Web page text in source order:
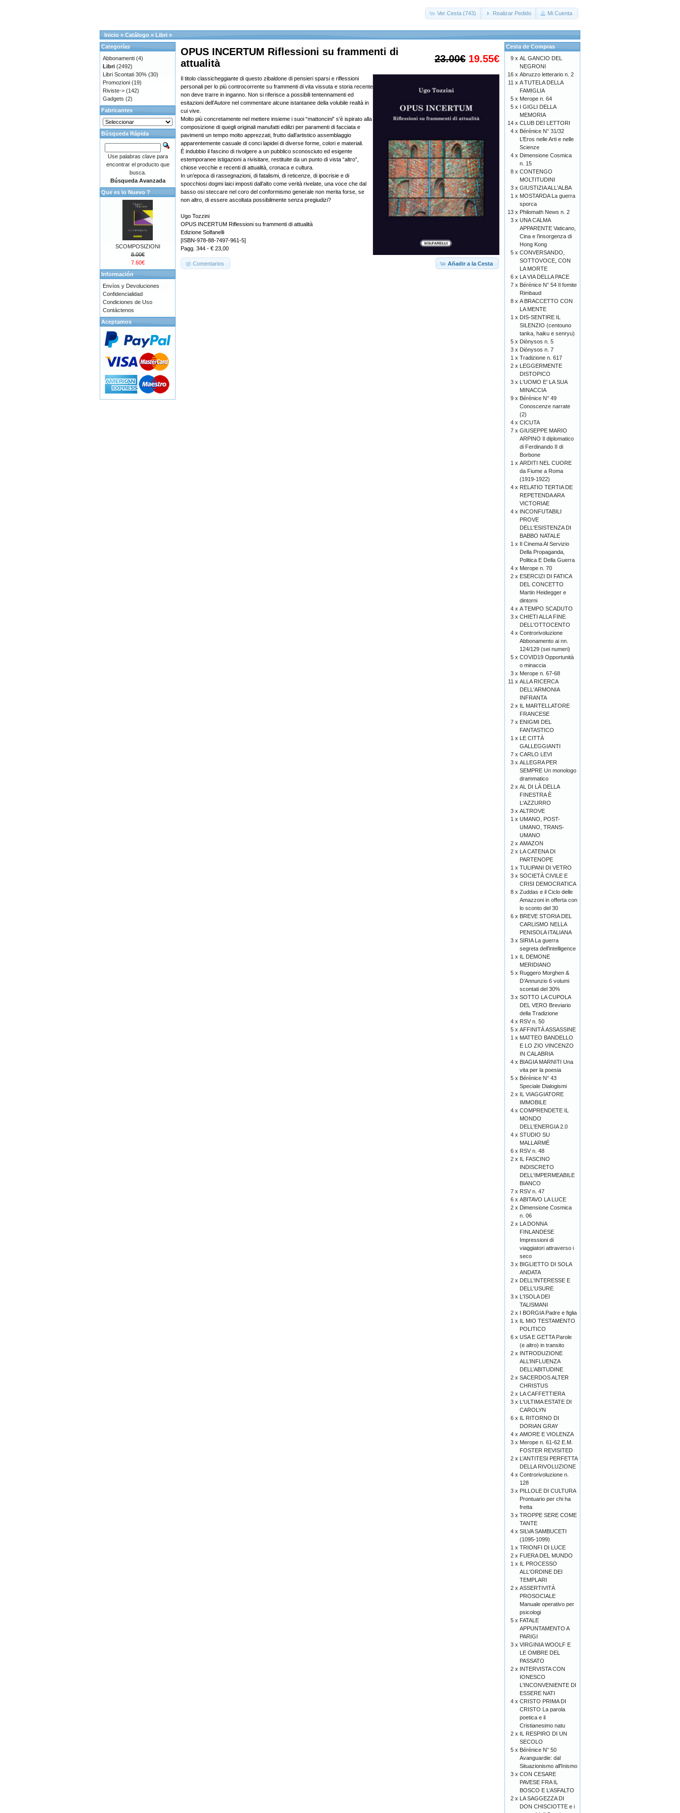
Ver Cesta (743) Realizar Pedido Mi Cuenta
Inicio » Catálogo » Libri »
23.00€ 19.55€
OPUS INCERTUM Riflessioni su frammenti di
attualità
Il titolo classicheggiante di questo zibaldone di pensieri sparsi e riflessioni
personali per lo più controcorrente su frammenti di vita vissuta e storia recente
non deve trarre in inganno. Non si riferisce a possibili tentennamenti ed
esitazioni dell’Autore nel commentare alcune istantanee della volubile realtà in
cui vive.
Molto più concretamente nel mettere insieme i suoi “mattoncini” s’è ispirato alla
composizione di quegli originali manufatti edilizi per paramenti di facciata e
pavimenti un tempo molto apprezzati, frutto dall’artistico assemblaggio
apparentemente casuale di conci lapidei di diverse forme, colori e materiali.
È indubbio il fascino di rivolgere a un pubblico sconosciuto ed esigente
estemporanee istigazioni a rivisitare, restituite da un punto di vista “altro”,
chiose vecchie e recenti di attualità, cronaca e cultura.
In un’epoca di rassegnazioni, di fatalismi, di reticenze, di ipocrisie e di
spocchiosi dogmi laici imposti dall’alto come verità rivelate, una voce che dal
basso osi steccare nel coro del conformismo generale non merita forse, se
non altro, di essere ascoltata possibilmente senza pregiudizi?
Ugo Tozzini
OPUS INCERTUM Riflessioni su frammenti di attualità
Edizione Solfanelli
[ISBN-978-88-7497-961-5]
Pagg. 344 - € 23,00
Añadir a la Cesta
Comentarios
Categorías
Abbonamenti (4)
Libri (2492)
Libri Scontati 30% (30)
Promozioni (19)
Riviste-> (142)
Gadgets (2)
Fabricantes
Búsqueda Rápida
Use palabras clave para
encontrar el producto que
busca.
Búsqueda Avanzada
Que es lo Nuevo ?
SCOMPOSIZIONI
8.00€
7.60€
Información
Envíos y Devoluciones
Confidencialidad
Condiciones de Uso
Contáctenos
Aceptamos
Cesta de Compras
9 x AL GANCIO DEL
NEGRONI
16 x Abruzzo letterario n. 2
11 x A TUTELA DELLA
FAMIGLIA
5 x Merope n. 64
5 x I GIGLI DELLA
MEMORIA
14 x CLUB DEI LETTORI
4 x Bérénice N° 31/32
L’Eros nelle Arti e nelle
Scienze
4 x Dimensione Cosmica
n. 15
8 x CONTENGO
MOLTITUDINI
3 x GIUSTIZIA ALL'ALBA
1 x MOSTARDA La guerra
sporca
13 x Philomath News n. 2
3 x UNA CALMA
APPARENTE Vaticano,
Cina e l’insorgenza di
Hong Kong
5 x CONVERSANDO,
SOTTOVOCE, CON
LA MORTE
6 x LA VIA DELLA PACE
7 x Bérénice N° 54 Il fomite
Rimbaud
8 x A BRACCETTO CON
LA MENTE
1 x DIS-SENTIRE IL
SILENZIO (centouno
tanka, haiku e senryu)
5 x Diònysos n. 5
3 x Diònysos n. 7
1 x Tradizione n. 617
2 x LEGGERMENTE
DISTOPICO
3 x L'UOMO E' LA SUA
MINACCIA
9 x Bérénice N° 49
Conoscenze narrate
(2)
4 x CICUTA
7 x GIUSEPPE MARIO
ARPINO Il diplomatico
di Ferdinando II di
Borbone
1 x ARDITI NEL CUORE
da Fiume a Roma
(1919-1922)
4 x RELATIO TERTIA DE
REPETENDA ARA
VICTORIAE
4 x INCONFUTABILI
PROVE
DELL'ESISTENZA DI
BABBO NATALE
1 x Il Cinema Al Servizio
Della Propaganda,
Politica E Della Guerra
4 x Merope n. 70
2 x ESERCIZI DI FATICA
DEL CONCETTO
Martin Heidegger e
dintorni
4 x A TEMPO SCADUTO
3 x CHIETI ALLA FINE
DELL'OTTOCENTO
4 x Controrivoluzione
Abbonamento ai nn.
124/129 (sei numeri)
5 x COVID19 Opportunità
o minaccia
3 x Merope n. 67-68
11 x ALLA RICERCA
DELL'ARMONIA
INFRANTA
2 x IL MARTELLATORE
FRANCESE
7 x ENIGMI DEL
FANTASTICO
1 x LE CITTÀ
GALLEGGIANTI
7 x CARLO LEVI
3 x ALLEGRA PER
SEMPRE Un monologo
drammatico
2 x AL DI LÀ DELLA
FINESTRA È
L'AZZURRO
3 x ALTROVE
1 x UMANO, POST-
UMANO, TRANS-
UMANO
2 x AMAZON
2 x LA CATENA DI
PARTENOPE
1 x TULIPANI DI VETRO
3 x SOCIETÀ CIVILE E
CRISI DEMOCRATICA
8 x Zuddas e il Ciclo delle
Amazzoni in offerta con
lo sconto del 30
6 x BREVE STORIA DEL
CARLISMO NELLA
PENISOLA ITALIANA
3 x SIRIA La guerra
segreta dell’intelligence
1 x IL DEMONE
MERIDIANO
5 x Ruggero Morghen &
D’Annunzio 6 volumi
scontati del 30%
3 x SOTTO LA CUPOLA
DEL VERO Breviario
della Tradizione
4 x RSV n. 50
5 x AFFINITÀ ASSASSINE
1 x MATTEO BANDELLO
E LO ZIO VINCENZO
IN CALABRIA
4 x BIAGIA MARNITI Una
vita per la poesia
5 x Bérénice N° 43
Speciale Dialogismi
2 x IL VIAGGIATORE
IMMOBILE
4 x COMPRENDETE IL
MONDO
DELL'ENERGIA 2.0
4 x STUDIO SU
MALLARMÉ
6 x RSV n. 48
2 x IL FASCINO
INDISCRETO
DELL'IMPERMEABILE
BIANCO
7 x RSV n. 47
6 x ABITAVO LA LUCE
2 x Dimensione Cosmica
n. 06
2 x LA DONNA
FINLANDESE
Impressioni di
viaggiatori attraverso i
seco
3 x BIGLIETTO DI SOLA
ANDATA
2 x DELL'INTERESSE E
DELL'USURE
3 x L'ISOLA DEI
TALISMANI
2 x I BORGIA Padre e figlia
1 x IL MIO TESTAMENTO
POLITICO
6 x USA E GETTA Parole
(e altro) in transito
2 x INTRODUZIONE
ALL’INFLUENZA
DELL’ABITUDINE
2 x SACERDOS ALTER
CHRISTUS
2 x LA CAFFETTIERA
3 x L'ULTIMA ESTATE DI
CAROLYN
6 x IL RITORNO DI
DORIAN GRAY
4 x AMORE E VIOLENZA
3 x Merope n. 61-62 E.M.
FOSTER REVISITED
2 x L’ANTITESI PERFETTA
DELLA RIVOLUZIONE
4 x Controrivoluzione n.
128
3 x PILLOLE DI CULTURA
Prontuario per chi ha
fretta
3 x TROPPE SERE COME
TANTE
4 x SILVA SAMBUCETI
(1095-1099)
1 x TRIONFI DI LUCE
2 x FUERA DEL MUNDO
1 x IL PROCESSO
ALL'ORDINE DEI
TEMPLARI
2 x ASSERTIVITÀ
PROSOCIALE
Manuale operativo per
psicologi
5 x FATALE
APPUNTAMENTO A
PARIGI
3 x VIRGINIA WOOLF E
LE OMBRE DEL
PASSATO
2 x INTERVISTA CON
IONESCO
L'INCONVENIENTE DI
ESSERE NATI
4 x CRISTO PRIMA DI
CRISTO La parola
poetica e il
Cristianesimo natu
2 x IL RESPIRO DI UN
SECOLO
5 x Bérénice N° 50
Avanguardie: dal
Situazionismo all'Inismo
3 x CON CESARE
PAVESE FRA IL
BOSCO E L’ASFALTO
2 x LA SAGGEZZA DI
DON CHISCIOTTE e i